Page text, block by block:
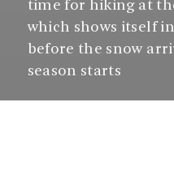
time for hiking at
which shows itself
before the snow
season starts